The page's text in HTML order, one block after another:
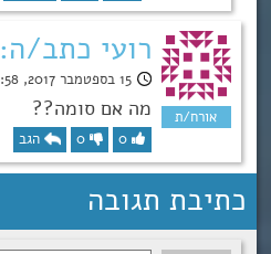
רועי כתב/ה:
15 בספטמבר 2017, 10:58
מה אם סומה??
0
0 הגב
כתיבת תגובה